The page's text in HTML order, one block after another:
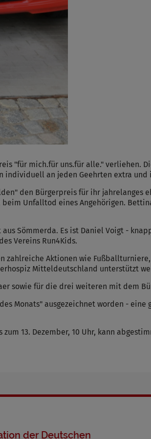
"für mich.für uns.für alle." verliehen.
individuell an jeden Geehrten extra
den Bürgerpreis für ihr jahrelanges
Unfalltod eines Angehörigen.
Sömmerda. Es ist Daniel Voigt -
Vereins Run4Kids.
Aktionen wie
Mitteldeutschland unterstützt
sowie für die drei weiteren mit dem
Monats" ausgezeichnet worden - eine
13. Dezember, 10 Uhr, kann
der Deutschen